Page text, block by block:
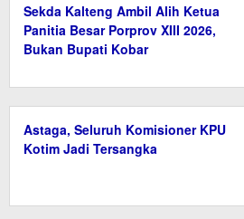
Sekda Kalteng Ambil Alih Ketua
Panitia Besar Porprov XIII 2026,
Bukan Bupati Kobar
Astaga, Seluruh Komisioner KPU
Kotim Jadi Tersangka